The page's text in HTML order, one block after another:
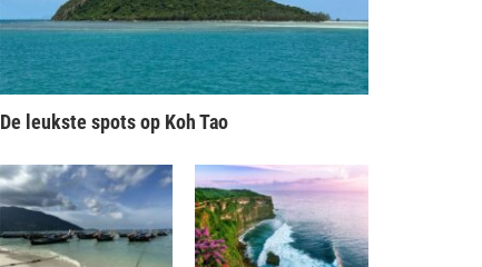
De leukste spots op Koh Tao